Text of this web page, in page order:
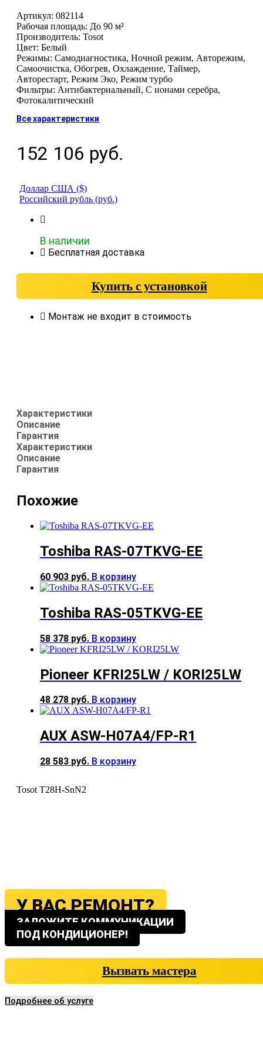
Артикул: 082114
Рабочая площадь: До 90 м²
Производитель: Tosot
Цвет: Белый
Режимы: Самодиагностика, Ночной режим, Авторежим,
Самоочистка, Обогрев, Охлаждение, Таймер,
Авторестарт, Режим Эко, Режим турбо
Фильтры: Антибактериальный, С ионами серебра,
Фотокалитический
Все характеристики
152 106 руб.
Доллар США ($)
Российский рубль (руб.)
В наличии
Бесплатная доставка
Купить с установкой
Монтаж не входит в стоимость
Характеристики
Описание
Гарантия
Характеристики
Описание
Гарантия
Похожие
Toshiba RAS-07TKVG-EE
60 903 руб. В корзину
Toshiba RAS-05TKVG-EE
58 378 руб. В корзину
Pioneer KFRI25LW / KORI25LW
48 278 руб. В корзину
AUX ASW-H07A4/FP-R1
28 583 руб. В корзину
Tosot T28H-SnN2
У ВАС РЕМОНТ?
ЗАЛОЖИТЕ КОММУНИКАЦИИ
ПОД КОНДИЦИОНЕР!
Вызвать мастера
Подробнее об услуге